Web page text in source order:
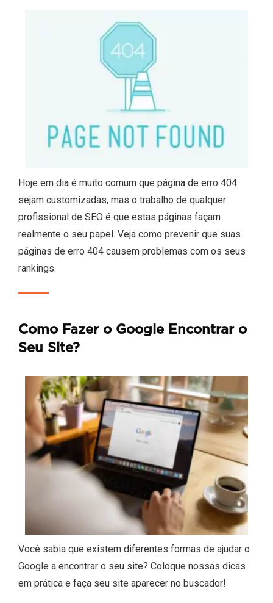
Hoje em dia é muito comum que página de erro 404
sejam customizadas, mas o trabalho de qualquer
profissional de SEO é que estas páginas façam
realmente o seu papel. Veja como prevenir que suas
páginas de erro 404 causem problemas com os seus
rankings.
Como Fazer o Google Encontrar o
Seu Site?
Você sabia que existem diferentes formas de ajudar o
Google a encontrar o seu site? Coloque nossas dicas
em prática e faça seu site aparecer no buscador!